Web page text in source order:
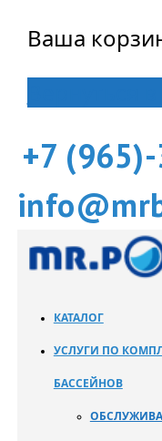
Ваша
+7
КАТАЛОГ
УСЛУГИ ПО
БАССЕЙНОВ